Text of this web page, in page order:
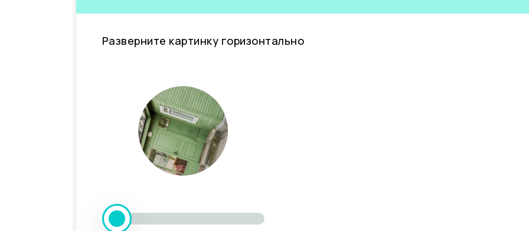
Разверните картинку горизонтально